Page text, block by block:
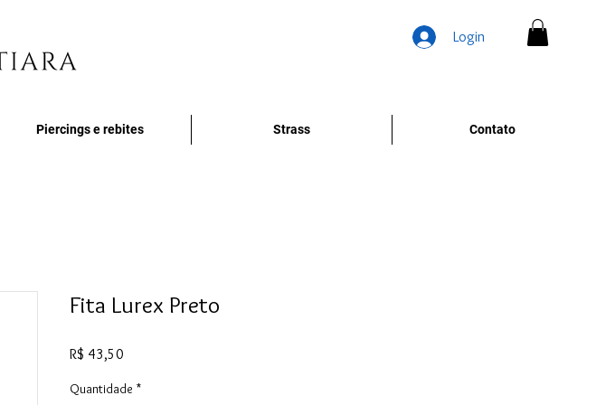
Login
Piercings e rebites Strass Contato
Fita Lurex Preto
R$ 43,50
Quantidade *